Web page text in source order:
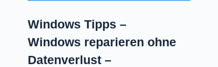
Windows Tipps –
Windows reparieren ohne
Datenverlust –